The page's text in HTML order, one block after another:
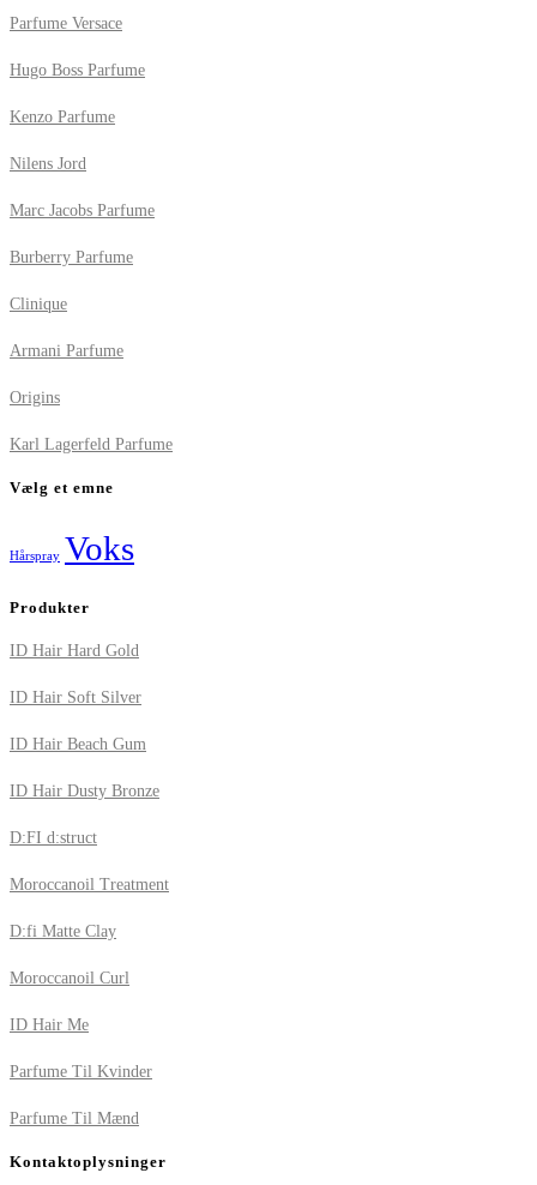
Parfume Versace
Hugo Boss Parfume
Kenzo Parfume
Nilens Jord
Marc Jacobs Parfume
Burberry Parfume
Clinique
Armani Parfume
Origins
Karl Lagerfeld Parfume
Vælg et emne
Hårspray Voks
Produkter
ID Hair Hard Gold
ID Hair Soft Silver
ID Hair Beach Gum
ID Hair Dusty Bronze
D:FI d:struct
Moroccanoil Treatment
D:fi Matte Clay
Moroccanoil Curl
ID Hair Me
Parfume Til Kvinder
Parfume Til Mænd
Kontaktoplysninger